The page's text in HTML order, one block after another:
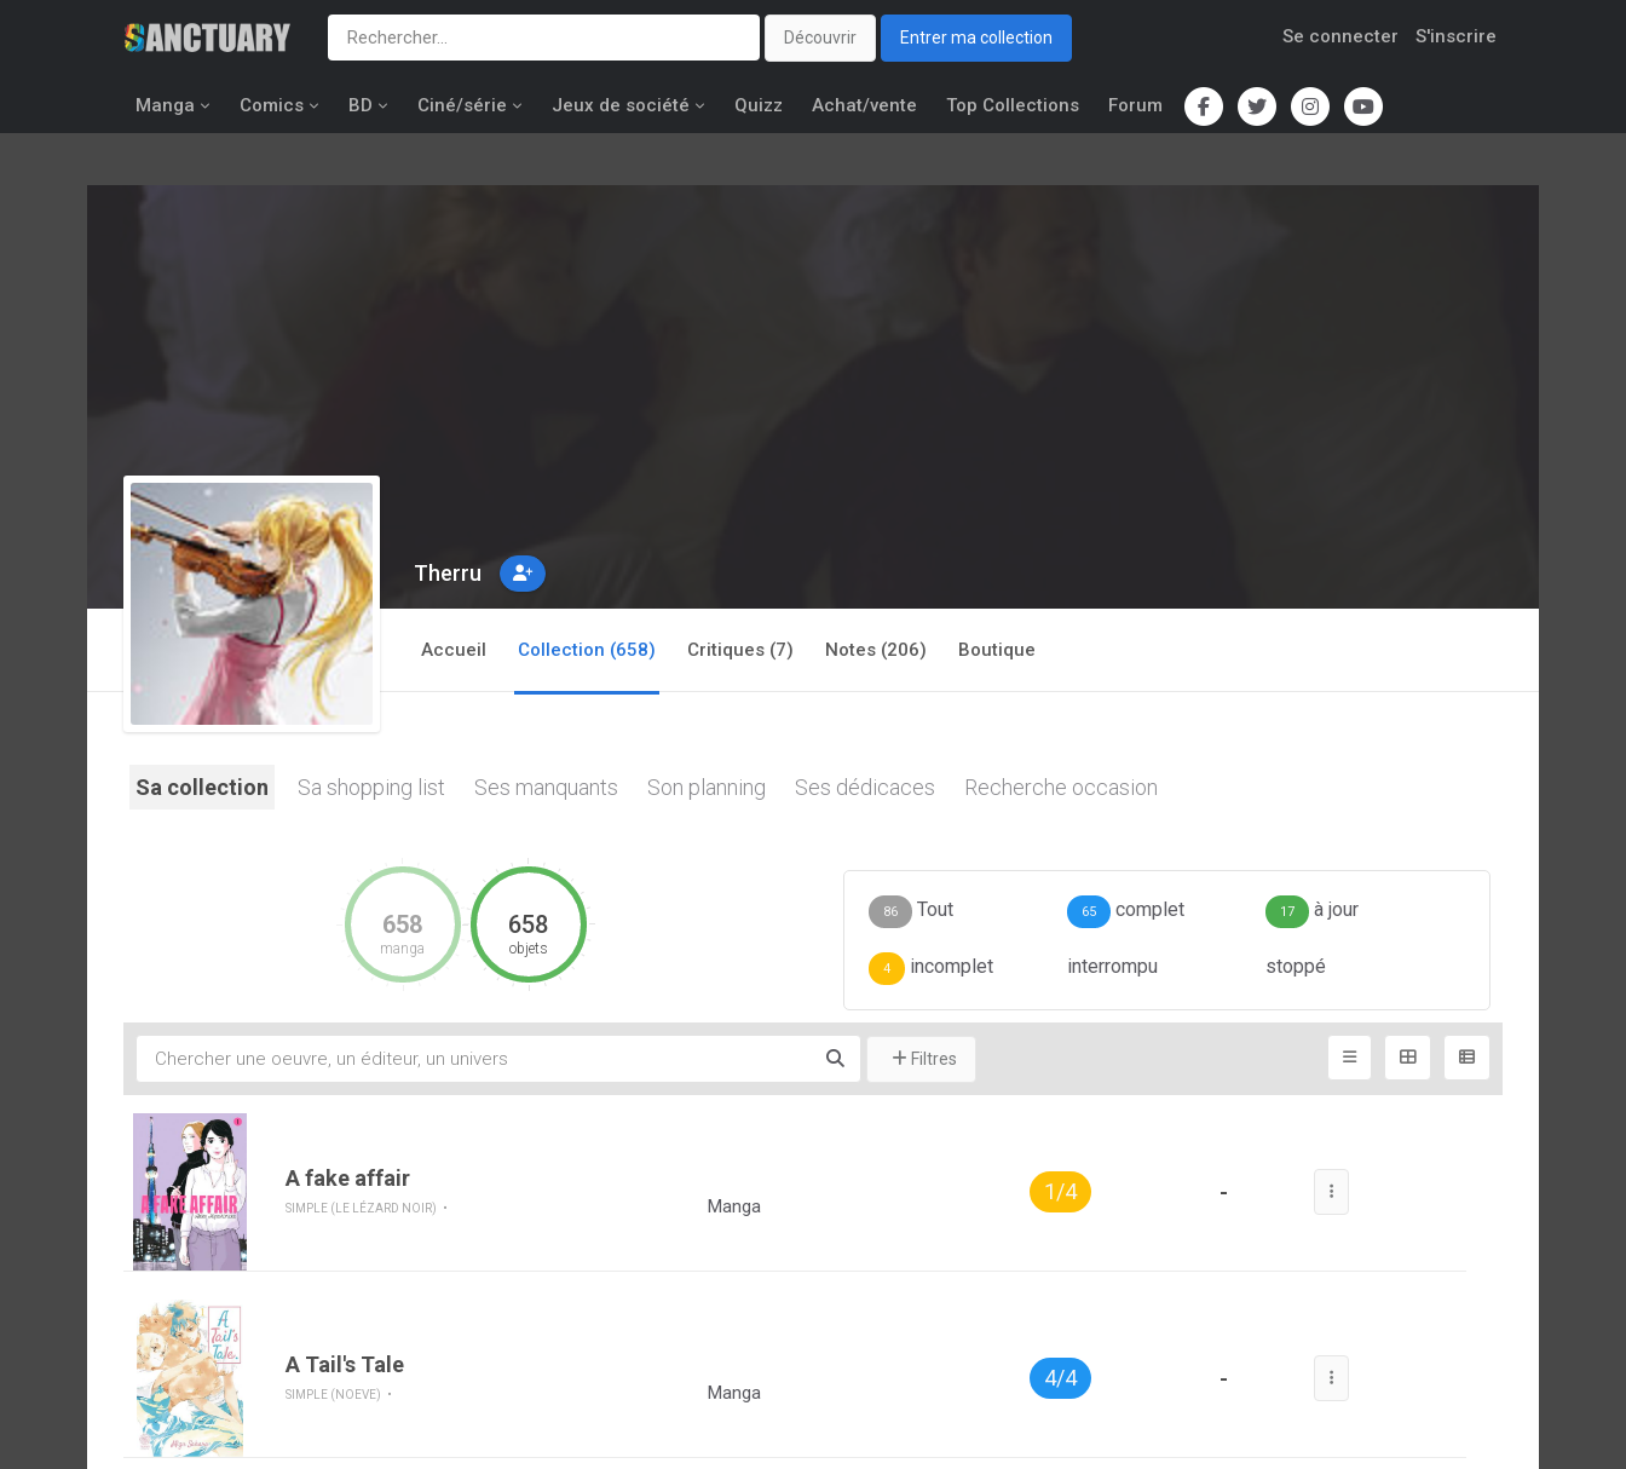
Découvrir Entrer ma collection Se connecter S'inscrire
Manga Comics BD Ciné/série Jeux de société Quizz Achat/vente Top Collections Forum
Therru
Accueil Collection (658) Critiques (7) Notes (206) Boutique
Sa collection Sa shopping list Ses manquants Son planning Ses dédicaces Recherche occasion
658
manga
658
objets
86 Tout 65 complet 17 à jour
4 incomplet interrompu stoppé
Filtres
A fake affair
SIMPLE (LE LÉZARD NOIR) Manga
1/4 -
A Tail's Tale
SIMPLE (NOEVE) Manga
4/4 -